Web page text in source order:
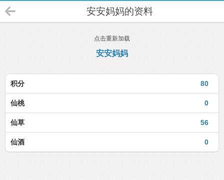
安安妈妈的资料
点击重新加载
安安妈妈
80
积分
0
仙桃
56
仙草
0
仙酒